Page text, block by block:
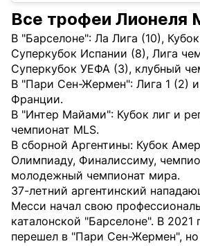
Все трофеи Лионеля
В "Барселоне": Ла Лига (10),
Суперкубок Испании (8), Лига
Суперкубок УЕФА (3), клубный
В "Пари Сен-Жермен": Лига 1 (2)
Франции.
В "Интер Майами": Кубок лиг и
чемпионат MLS.
В сборной Аргентины: Кубок
Олимпиаду, Финалиссиму,
молодежный чемпионат мира.
37-летний аргентинский
Месси начал свою
каталонской "Барселоне". В 2021
перешел в "Пари Сен-Жермен", но